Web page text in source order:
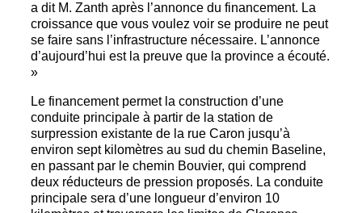
a dit M. Zanth après l’annonce du financement. La
croissance que vous voulez voir se produire ne peut
se faire sans l’infrastructure nécessaire. L’annonce
d’aujourd’hui est la preuve que la province a écouté.
»
Le financement permet la construction d’une
conduite principale à partir de la station de
surpression existante de la rue Caron jusqu’à
environ sept kilomètres au sud du chemin Baseline,
en passant par le chemin Bouvier, qui comprend
deux réducteurs de pression proposés. La conduite
principale sera d’une longueur d’environ 10